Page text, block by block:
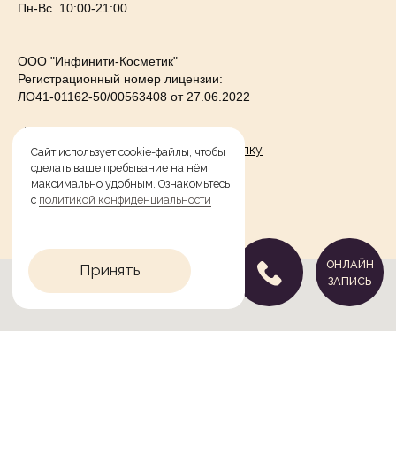
Пн-Вс. 10:00-21:00
ООО "Инфинити-Косметик"
Регистрационный номер лицензии:
ЛО41-01162-50/00563408 от 27.06.2022
Политика конфиденциальности
Согласие на информационную рассылку